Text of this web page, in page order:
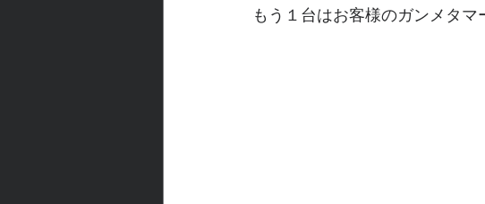
もう１台はお客様のガンメタ